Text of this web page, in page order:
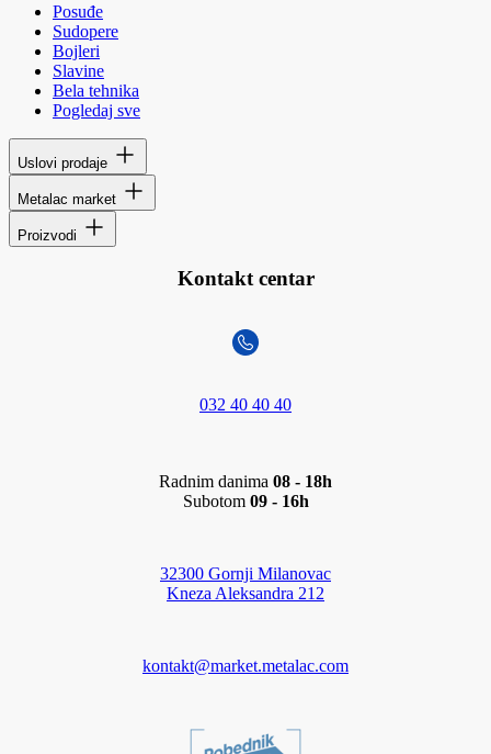
Posuđe
Sudopere
Bojleri
Slavine
Bela tehnika
Pogledaj sve
Uslovi prodaje
Metalac market
Proizvodi
Kontakt centar
032 40 40 40
Radnim danima 08 - 18h
Subotom 09 - 16h
32300 Gornji Milanovac
Kneza Aleksandra 212
kontakt@market.metalac.com